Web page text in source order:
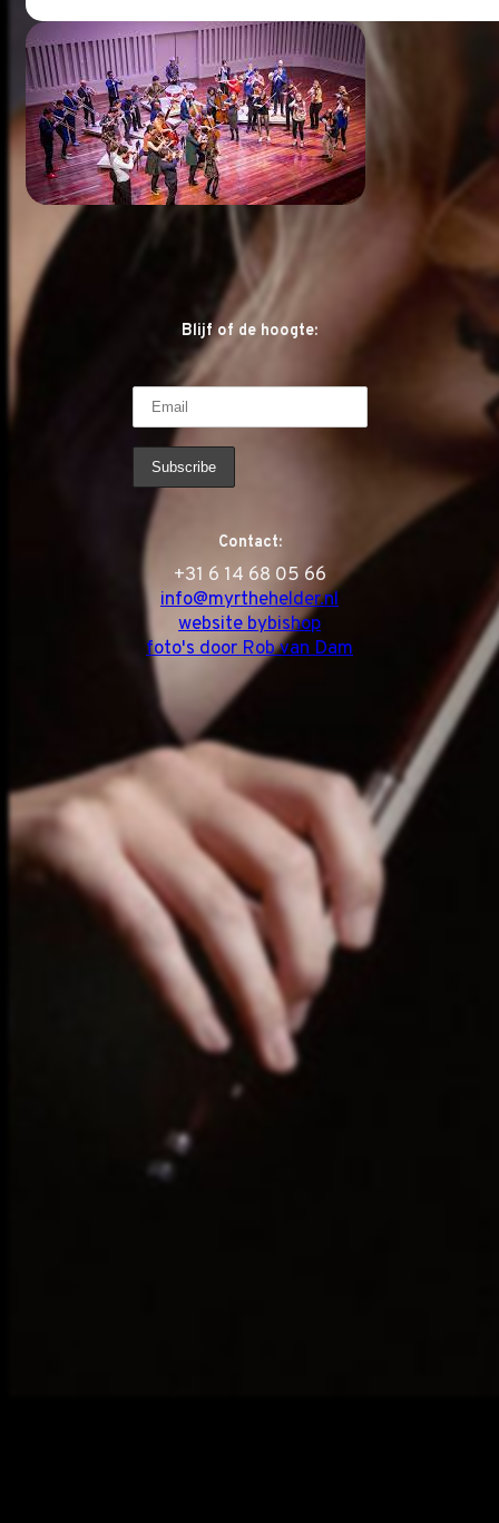
Blijf of de hoogte:
Contact:
‭+31 6 14 68 05 66
info@myrthehelder.nl
website bybishop
foto's door Rob van Dam